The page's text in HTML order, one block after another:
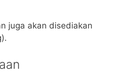
juga akan disediakan